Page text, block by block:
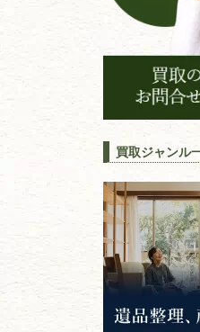
買取ジャンル
江戸時代の
唐本・漢
中国書物
錦絵・浮
専門書・